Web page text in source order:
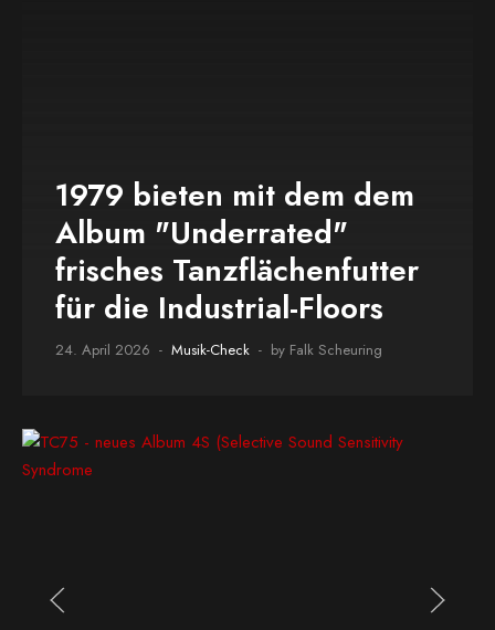
1979 bieten mit dem dem
Album "Underrated"
frisches Tanzflächenfutter
für die Industrial-Floors
24. April 2026 Musik-Check by Falk Scheuring